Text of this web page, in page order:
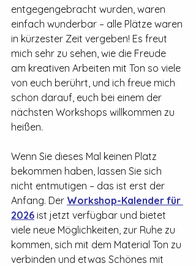
entgegengebracht wurden, waren
einfach wunderbar – alle Plätze waren
in kürzester Zeit vergeben! Es freut
mich sehr zu sehen, wie die Freude
am kreativen Arbeiten mit Ton so viele
von euch berührt, und ich freue mich
schon darauf, euch bei einem der
nächsten Workshops willkommen zu
heißen.
Wenn Sie dieses Mal keinen Platz
bekommen haben, lassen Sie sich
nicht entmutigen – das ist erst der
Anfang. Der Workshop-Kalender für
2026 ist jetzt verfügbar und bietet
viele neue Möglichkeiten, zur Ruhe zu
kommen, sich mit dem Material Ton zu
verbinden und etwas Schönes mit